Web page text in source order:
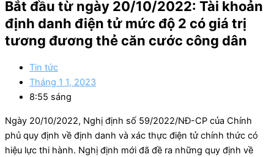
Bắt đầu từ ngày 20/10/2022: Tài khoản
định danh điện tử mức độ 2 có giá trị
tương đương thẻ căn cước công dân
Tin tức
Tháng 1 1, 2023
8:55 sáng
Ngày 20/10/2022, Nghị định số 59/2022/NĐ-CP của Chính
phủ quy định về định danh và xác thực điện tử chính thức có
hiệu lực thi hành. Nghị định mới đã đề ra những quy định về